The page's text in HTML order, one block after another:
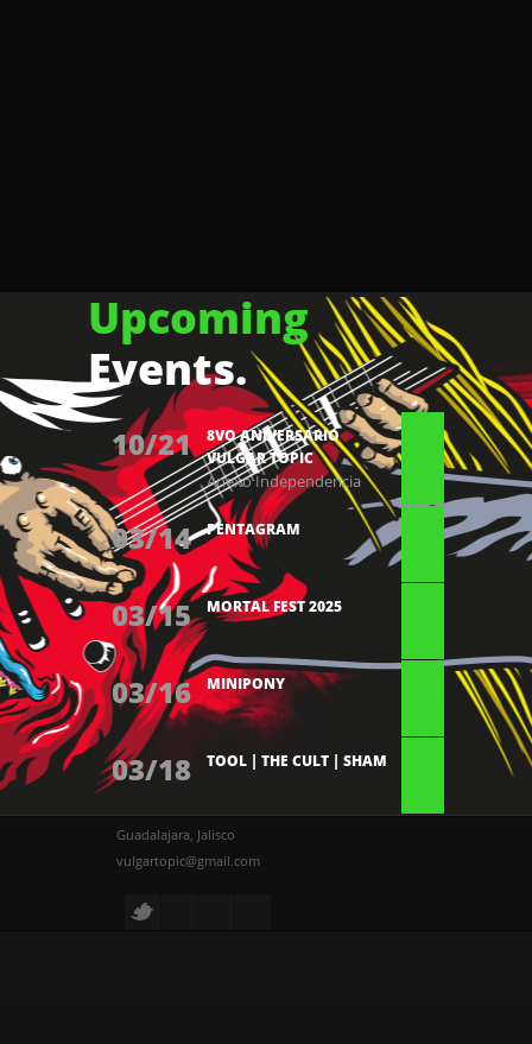
Upcoming
Events.
10/21
8VO ANIVERSARIO
VULGAR TOPIC
Anexo Independencia
03/14 PENTAGRAM
03/15 MORTAL FEST 2025
03/16 MINIPONY
03/18 TOOL | THE CULT | SHAM
Guadalajara, Jalisco
vulgartopic@gmail.com